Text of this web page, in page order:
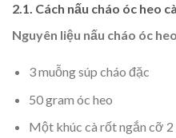
2.1. Cách nấu cháo óc heo
Nguyên liệu nấu cháo óc
3 muỗng súp cháo đặc
50 gram óc heo
Một khúc cà rốt ngắn cỡ